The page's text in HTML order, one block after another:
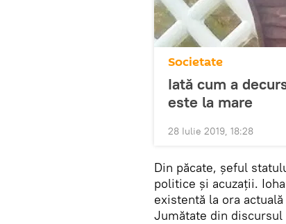
Societate
Iată cum a
este la mare
28 Iulie 2019, 18:28
Din păcate, șeful
politice și acuzații.
existentă la ora
Jumătate din